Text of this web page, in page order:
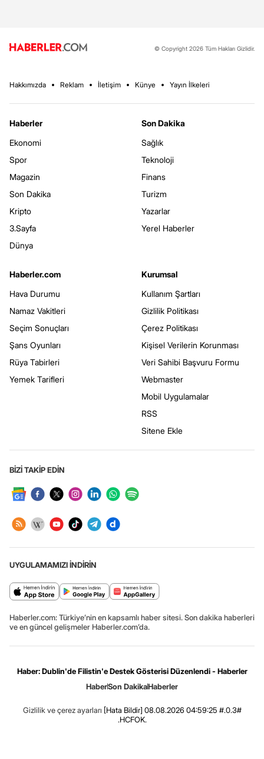
© Copyright 2026 Tüm Hakları Gizlidir.
Hakkımızda Reklam İletişim Künye Yayın İlkeleri
Haberler
Ekonomi
Spor
Magazin
Son Dakika
Kripto
3.Sayfa
Dünya
Son Dakika
Sağlık
Teknoloji
Finans
Turizm
Yazarlar
Yerel Haberler
Haberler.com
Hava Durumu
Namaz Vakitleri
Seçim Sonuçları
Şans Oyunları
Rüya Tabirleri
Yemek Tarifleri
Kurumsal
Kullanım Şartları
Gizlilik Politikası
Çerez Politikası
Kişisel Verilerin Korunması
Veri Sahibi Başvuru Formu
Webmaster
Mobil Uygulamalar
RSS
Sitene Ekle
BİZİ TAKİP EDİN
UYGULAMAMIZI İNDİRİN
Haberler.com: Türkiye’nin en kapsamlı haber sitesi. Son dakika haberleri
ve en güncel gelişmeler Haberler.com’da.
Haber: Dublin'de Filistin'e Destek Gösterisi Düzenlendi - Haberler
HaberSon DakikaHaberler
Gizlilik ve çerez ayarları [Hata Bildir] 08.08.2026 04:59:25 #.0.3#
.HCFOK.